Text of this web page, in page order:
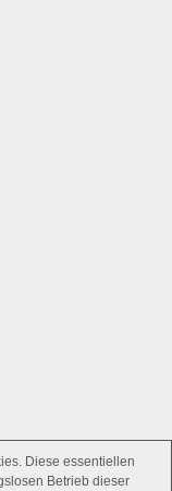
Diese essentiellen
Betrieb dieser